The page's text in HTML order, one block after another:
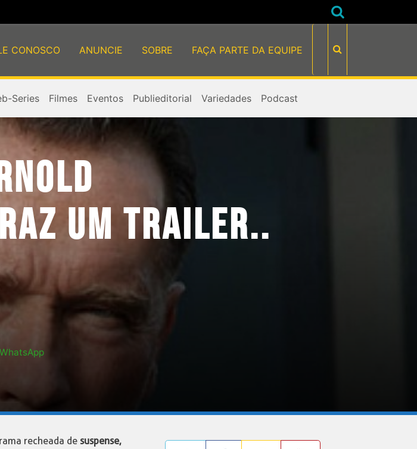
CONOSCO ANUNCIE SOBRE FAÇA PARTE DA EQUIPE
Series Filmes Eventos Publieditorial Variedades Podcast
UM TRAILER..
WhatsApp
recheada desuspense,